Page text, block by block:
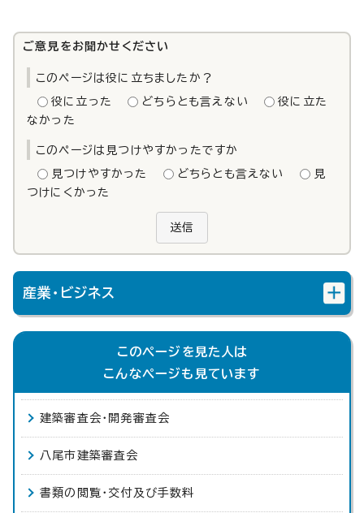
ご意見をお聞かせください
このページは役に立ちましたか？
役に立った どちらとも言えない
役に立た
なかった
このページは見つけやすかったですか
見つけやすかった どちらとも言えない
見
つけにくかった
送信
産業・ビジネス
このページを見た人は
こんなページも見ています
建築審査会・開発審査会
八尾市建築審査会
書類の閲覧・交付及び手数料